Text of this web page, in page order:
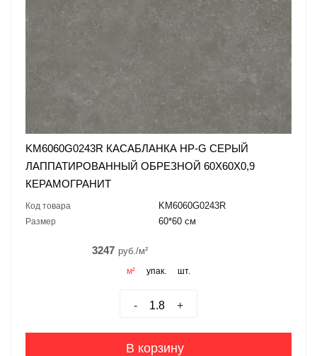
KM6060G0243R КАСАБЛАНКА HP-G СЕРЫЙ
ЛАППАТИРОВАННЫЙ ОБРЕЗНОЙ 60X60X0,9
КЕРАМОГРАНИТ
Код товара KM6060G0243R
Размер 60*60 см
3247 руб./м²
м² упак. шт.
- +
В корзину